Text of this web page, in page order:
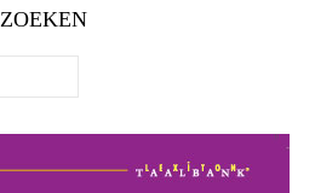
ZOEKEN